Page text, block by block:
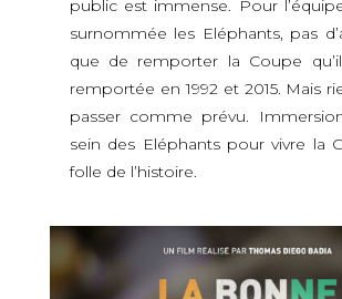
public est immense. Pour
surnommée les Eléphants, pas
que de remporter la Coupe
remportée en 1992 et 2015. Mais
passer comme prévu.
sein des Eléphants pour vivre la
folle de l’histoire.